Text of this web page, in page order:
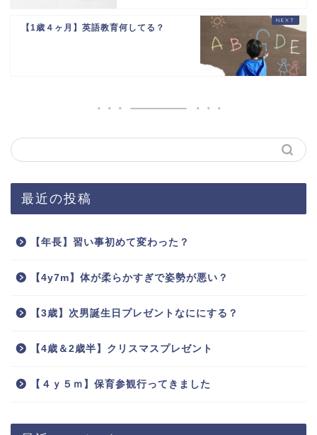
【1歳４ヶ月】英語教育何してる？
最近の投稿
【年長】習い事初めて変わった？
【4y7m】体が柔らかすぎで姿勢が悪い？
【3歳】次男誕生日プレゼントなににする？
【4歳＆2歳半】クリスマスプレゼント
【４ｙ５ｍ】保育参観行ってきました